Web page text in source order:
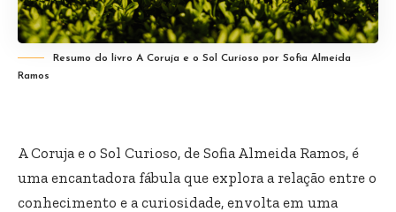
Resumo do livro A Coruja e o Sol Curioso por Sofia Almeida
Ramos
A Coruja e o Sol Curioso, de Sofia Almeida Ramos, é
uma encantadora fábula que explora a relação entre o
conhecimento e a curiosidade, envolta em uma